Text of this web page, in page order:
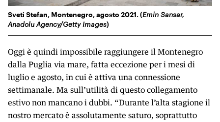
Sveti Stefan, Montenegro, agosto 2021. (Emin Sansar,
Anadolu Agency/Getty Images)
Oggi è quindi impossibile raggiungere il Montenegro
dalla Puglia via mare, fatta eccezione per i mesi di
luglio e agosto, in cui è attiva una connessione
settimanale. Ma sull’utilità di questo collegamento
estivo non mancano i dubbi. “Durante l’alta stagione il
nostro mercato è assolutamente saturo, soprattutto